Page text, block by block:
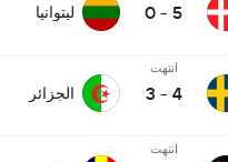
5
-
0 ليتوانيا
انتهت
4
-
3 الجزائر
انتهت